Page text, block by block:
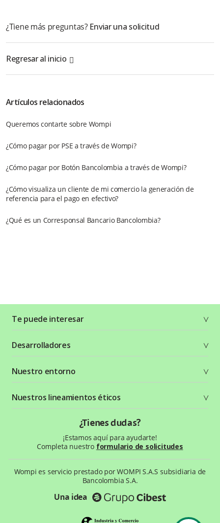
¿Tiene más preguntas? Enviar una solicitud
Regresar al inicio
Artículos relacionados
Queremos contarte sobre Wompi
¿Cómo pagar por PSE a través de Wompi?
¿Cómo pagar por Botón Bancolombia a través de Wompi?
¿Cómo visualiza un cliente de mi comercio la generación de
referencia para el pago en efectivo?
¿Qué es un Corresponsal Bancario Bancolombia?
Te puede interesar
Planes y tarifas
Crea tu cuenta
Seguridad
Términos y condiciones
Política de privacidad
Desarrolladores
Recursos gráficos
Status Page
Nuestro entorno
¿Qué es Wompi?
Wiki Wompi
Preguntas frecuentes
Nuestros lineamientos éticos
¿Tienes dudas?
¡Estamos aquí para ayudarte!
Completa nuestro formulario de solicitudes
Wompi es servicio prestado por WOMPI S.A.S subsidiaria de
Bancolombia S.A.
Una idea